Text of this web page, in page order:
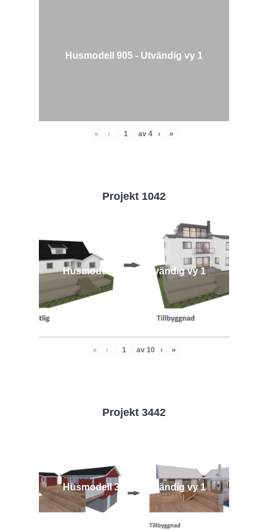
Husmodell 905 - Utvändig vy 1
« ‹ av 4 › »
Projekt 1042
Husmodell 1042 - Utvändig vy 1
« ‹ av 10 › »
Projekt 3442
Husmodell 3442 - Utvändig vy 1